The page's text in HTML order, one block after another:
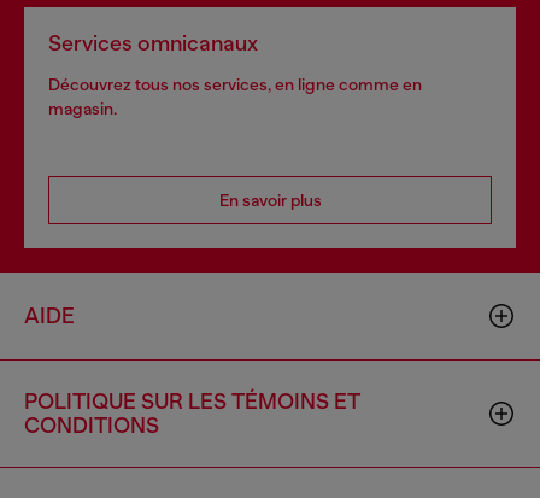
Services omnicanaux
Découvrez tous nos services, en ligne comme en
magasin.
En savoir plus
AIDE
POLITIQUE SUR LES TÉMOINS ET
CONDITIONS